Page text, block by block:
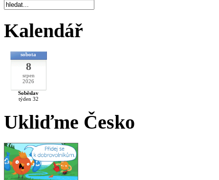
Kalendář
sobota
8
srpen
2026
Soběslav
týden 32
Ukliďme Česko